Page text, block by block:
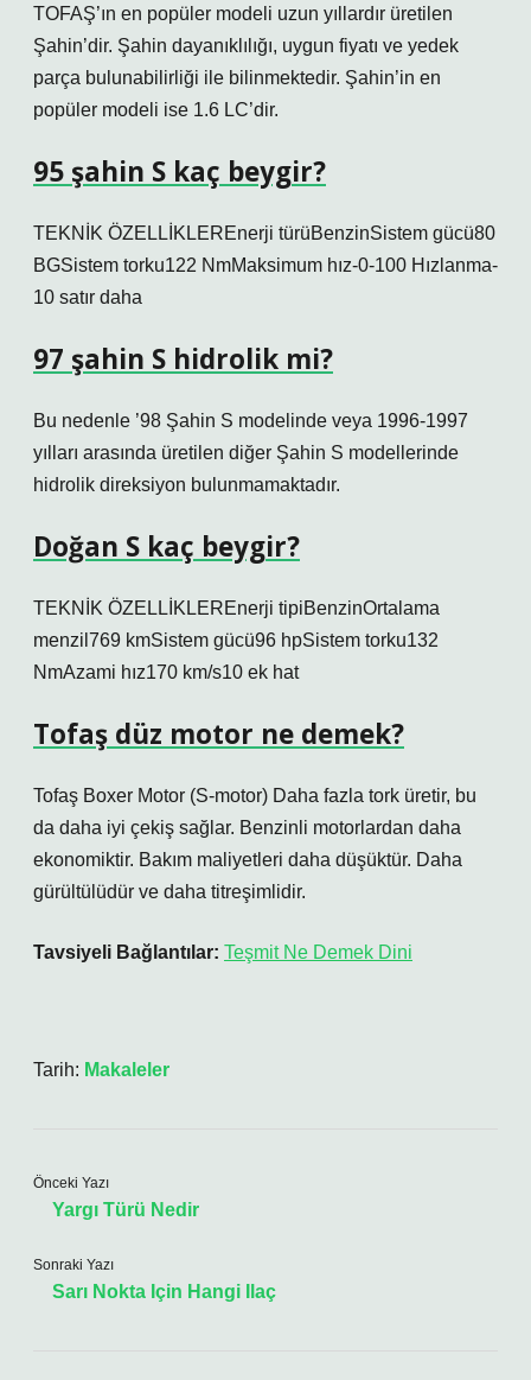
TOFAŞ’ın en popüler modeli uzun yıllardır üretilen
Şahin’dir. Şahin dayanıklılığı, uygun fiyatı ve yedek
parça bulunabilirliği ile bilinmektedir. Şahin’in en
popüler modeli ise 1.6 LC’dir.
95 şahin S kaç beygir?
TEKNİK ÖZELLİKLEREnerji türüBenzinSistem gücü80
BGSistem torku122 NmMaksimum hız-0-100 Hızlanma-
10 satır daha
97 şahin S hidrolik mi?
Bu nedenle ’98 Şahin S modelinde veya 1996-1997
yılları arasında üretilen diğer Şahin S modellerinde
hidrolik direksiyon bulunmamaktadır.
Doğan S kaç beygir?
TEKNİK ÖZELLİKLEREnerji tipiBenzinOrtalama
menzil769 kmSistem gücü96 hpSistem torku132
NmAzami hız170 km/s10 ek hat
Tofaş düz motor ne demek?
Tofaş Boxer Motor (S-motor) Daha fazla tork üretir, bu
da daha iyi çekiş sağlar. Benzinli motorlardan daha
ekonomiktir. Bakım maliyetleri daha düşüktür. Daha
gürültülüdür ve daha titreşimlidir.
Tavsiyeli Bağlantılar: Teşmit Ne Demek Dini
Tarih: Makaleler
Önceki Yazı
Yargı Türü Nedir
Sonraki Yazı
Sarı Nokta Için Hangi Ilaç